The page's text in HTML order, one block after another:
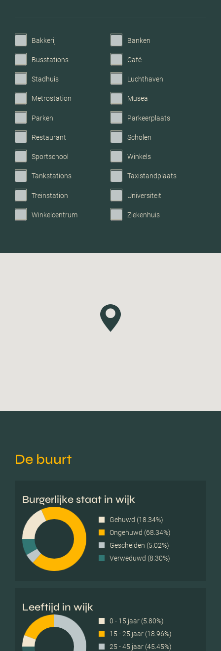
Bakkerij Banken
Busstations Café
Stadhuis Luchthaven
Metrostation Musea
Parken Parkeerplaats
Restaurant Scholen
Sportschool Winkels
Tankstations Taxistandplaats
Treinstation Universiteit
Winkelcentrum Ziekenhuis
De buurt
Burgerlijke staat in wijk
Gehuwd (18.34%)
Ongehuwd (68.34%)
Gescheiden (5.02%)
Verweduwd (8.30%)
Leeftijd in wijk
0 - 15 jaar (5.80%)
15 - 25 jaar (18.96%)
25 - 45 jaar (45.45%)